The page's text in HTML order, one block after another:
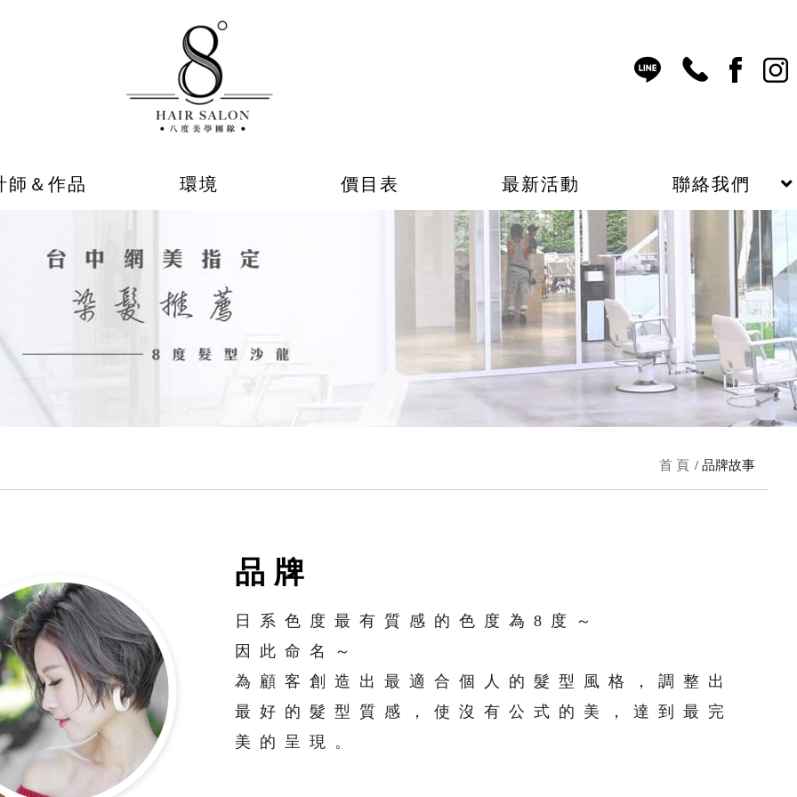
師＆作品 環境 價目表 最新活動 聯絡我們
首 頁 品牌故事
品牌
日系色度最有質感的色度為8度～
因此命名～
為顧客創造出最適合個人的髮型風格，調整出
最好的髮型質感，使沒有公式的美，達到最完
美的呈現。